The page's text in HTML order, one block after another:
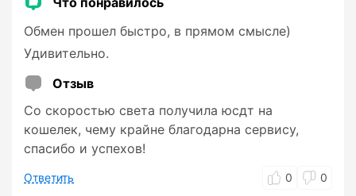
Обмен прошел быстро, в прямом смысле)
Удивительно.
Отзыв
Со скоростью света получила юсдт на
кошелек, чему крайне благодарна сервису,
спасибо и успехов!
Ответить 0 0